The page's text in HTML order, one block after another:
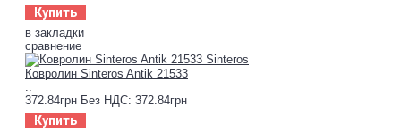
Купить
в закладки
сравнение
Ковролин Sinteros Antik 21533
372.84грн Без НДС: 372.84грн
Купить